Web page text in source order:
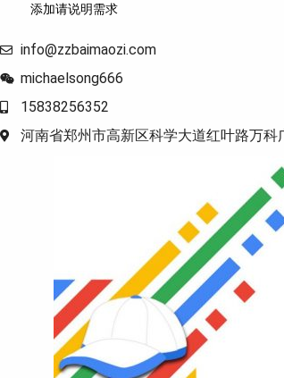
添加请说明需求
info@zzbaimaozi.com
michaelsong666
15838256352
河南省郑州市高新区科学大道红叶路万科